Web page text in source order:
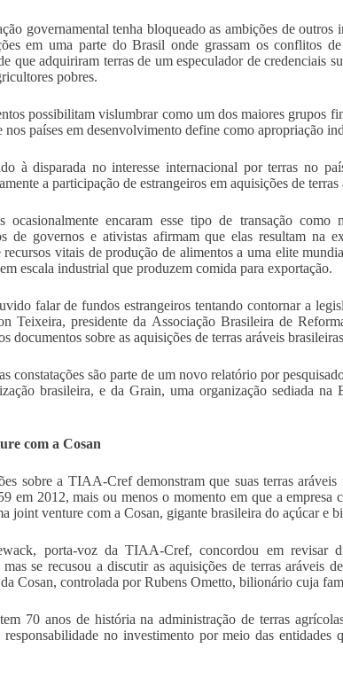
governamental tenha bloqueado as ambições de
em uma parte do Brasil onde grassam os conflitos
que adquiriram terras de um especulador de credenciais
pobres.
possibilitam vislumbrar como um dos maiores grupos
nos países em desenvolvimento define como apropriação
à disparada no interesse internacional por terras no
a participação de estrangeiros em aquisições de terras
ocasionalmente encaram esse tipo de transação
de governos e ativistas afirmam que elas resultam na
recursos vitais de produção de alimentos a uma elite
escala industrial que produzem comida para exportação.
falar de fundos estrangeiros tentando contornar a
Teixeira, presidente da Associação Brasileira de
documentos sobre as aquisições de terras aráveis
constatações são parte de um novo relatório por
brasileira, e da Grain, uma organização sediada na
com a Cosan
sobre a TIAA-Cref demonstram que suas terras
em 2012, mais ou menos o momento em que a empresa
joint venture com a Cosan, gigante brasileira do açúcar e
porta-voz da TIAA-Cref, concordou em revisar
mas se recusou a discutir as aquisições de terras aráveis
Cosan, controlada por Rubens Ometto, bilionário cuja
70 anos de história na administração de terras
responsabilidade no investimento por meio das